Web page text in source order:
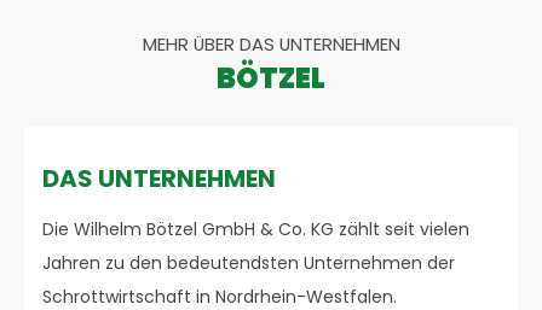
MEHR ÜBER DAS UNTERNEHMEN
BÖTZEL
DAS UNTERNEHMEN
Die Wilhelm Bötzel GmbH & Co. KG zählt seit vielen
Jahren zu den bedeutendsten Unternehmen der
Schrottwirtschaft in Nordrhein-Westfalen.